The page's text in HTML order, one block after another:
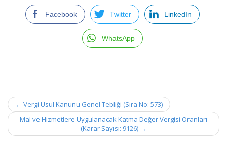
Facebook Twitter LinkedIn
WhatsApp
Post
navigation
← Vergi Usul Kanunu Genel Tebliği (Sıra No: 573)
Mal ve Hizmetlere Uygulanacak Katma Değer Vergisi Oranları
(Karar Sayısı: 9126) →